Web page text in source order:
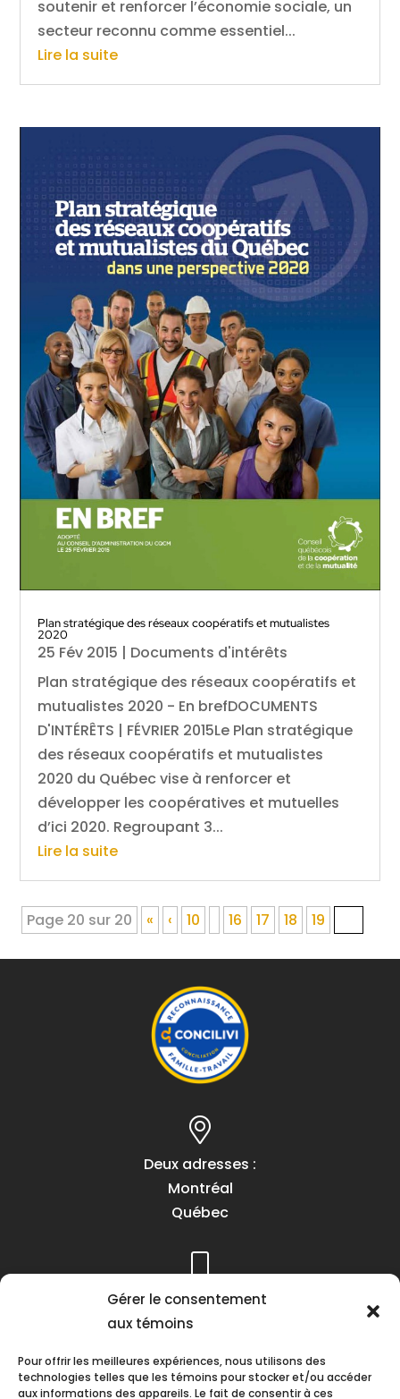
Gérer le consentement
aux témoins
Pour offrir les meilleures expériences, nous utilisons des
technologies telles que les témoins pour stocker et/ou accéder
aux informations des appareils. Le fait de consentir à ces
soutenir et renforcer l’économie sociale, un
secteur reconnu comme essentiel...
Lire la suite
Plan stratégique des réseaux coopératifs et mutualistes
2020
25 Fév 2015 | Documents d'intérêts
Plan stratégique des réseaux coopératifs et
mutualistes 2020 - En brefDOCUMENTS
D'INTÉRÊTS | FÉVRIER 2015Le Plan stratégique
des réseaux coopératifs et mutualistes
2020 du Québec vise à renforcer et
développer les coopératives et mutuelles
d’ici 2020. Regroupant 3...
Lire la suite
Page 20 sur 20 « ‹ 10 16 17 18 19
Deux adresses :
Montréal
Québec
Téléphone :
(418) 622-1001